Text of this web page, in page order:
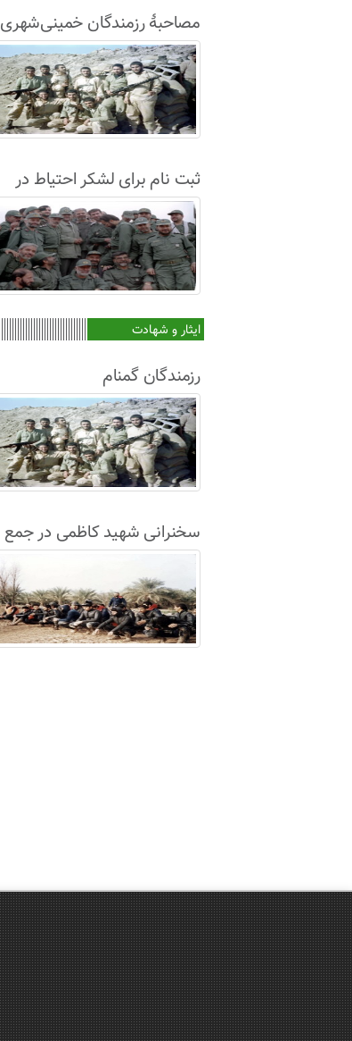
مصاحبۀ رزمندگان خمینی‌شهری
لشکر8 در سال63+فیلم
ثبت نام برای لشکر احتیاط در
نجف آباد
ایثار و شهادت
رزمندگان گمنام
سخنرانی شهید کاظمی در جمع
غواصان لشکر8+فیلم